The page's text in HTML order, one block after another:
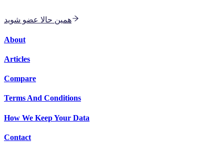
همین حالا عضو شوید
About
Articles
Compare
Terms And Conditions
How We Keep Your Data
Contact